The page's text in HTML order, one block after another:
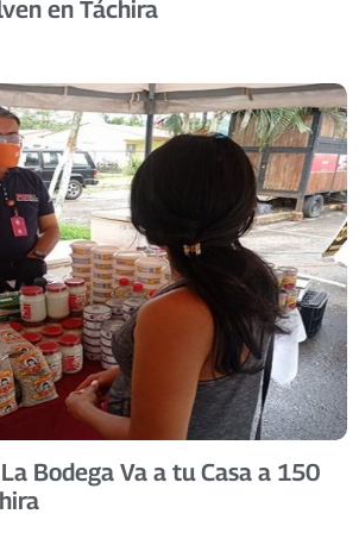
en Táchira
Bodega Va a tu Casa a 150